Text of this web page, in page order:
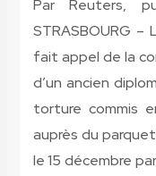
Par Reuters,
STRASBOURG
fait appel de la
d’un ancien
torture commis
auprès du
le 15 décembre